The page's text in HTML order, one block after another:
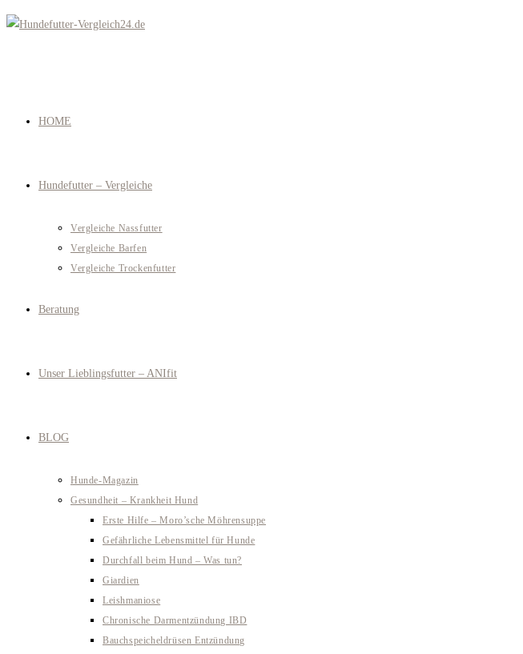
Zum
HOME
Hundefutter – Vergleiche
Vergleiche Nassfutter
Vergleiche Barfen
Vergleiche Trockenfutter
Beratung
Unser Lieblingsfutter – ANIfit
BLOG
Hunde-Magazin
Gesundheit – Krankheit Hund
Erste Hilfe – Moro’sche Möhrensuppe
Gefährliche Lebensmittel für Hunde
Durchfall beim Hund – Was tun?
Giardien
Leishmaniose
Chronische Darmentzündung IBD
Bauchspeicheldrüsen Entzündung